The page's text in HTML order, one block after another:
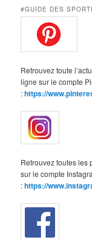
#GUIDE DES
Retrouvez toute
ligne sur le compte
:https://
Retrouvez toutes les
sur le compte
:https://